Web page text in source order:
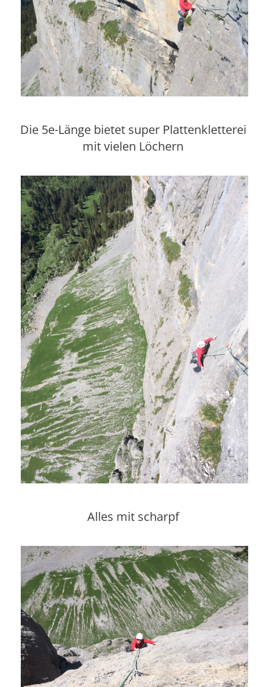
Die 5e-Länge bietet super Plattenkletterei
mit vielen Löchern
Alles mit scharpf